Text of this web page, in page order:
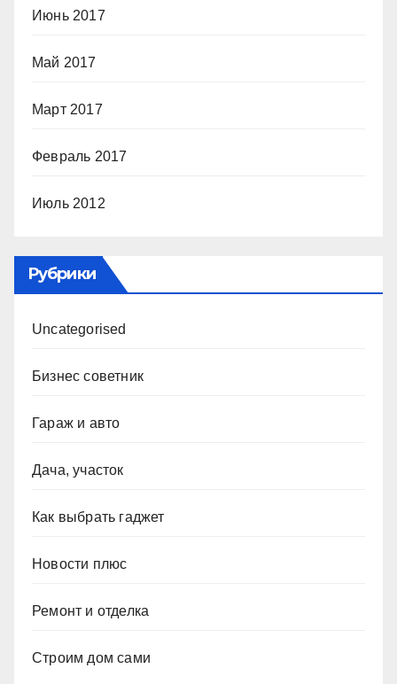
Июнь 2017
Май 2017
Март 2017
Февраль 2017
Июль 2012
Рубрики
Uncategorised
Бизнес советник
Гараж и авто
Дача, участок
Как выбрать гаджет
Новости плюс
Ремонт и отделка
Строим дом сами